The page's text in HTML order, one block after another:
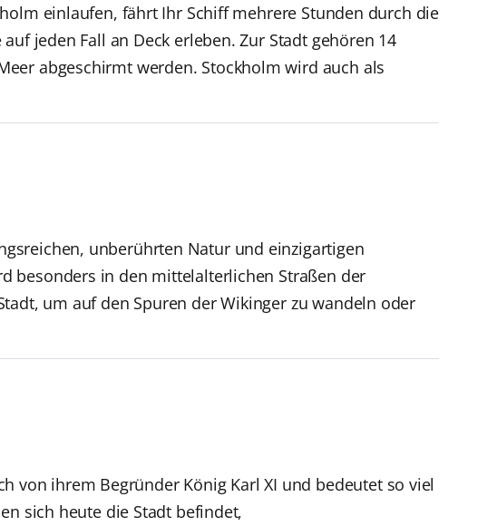
einlaufen, fährt Ihr Schiff mehrere Stunden durch die
jeden Fall an Deck erleben. Zur Stadt gehören 14
abgeschirmt werden. Stockholm wird auch als
unberührten Natur und einzigartigen
besonders in den mittelalterlichen Straßen der
um auf den Spuren der Wikinger zu wandeln oder
von ihrem Begründer König Karl XI und bedeutet so viel
sich heute die Stadt befindet,